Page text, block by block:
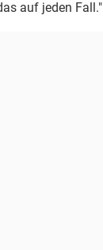
auf jeden Fall."